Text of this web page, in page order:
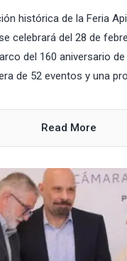
histórica de la Feria
celebrará del 28 de
del 160 aniversario de
de 52 eventos y una
Read More